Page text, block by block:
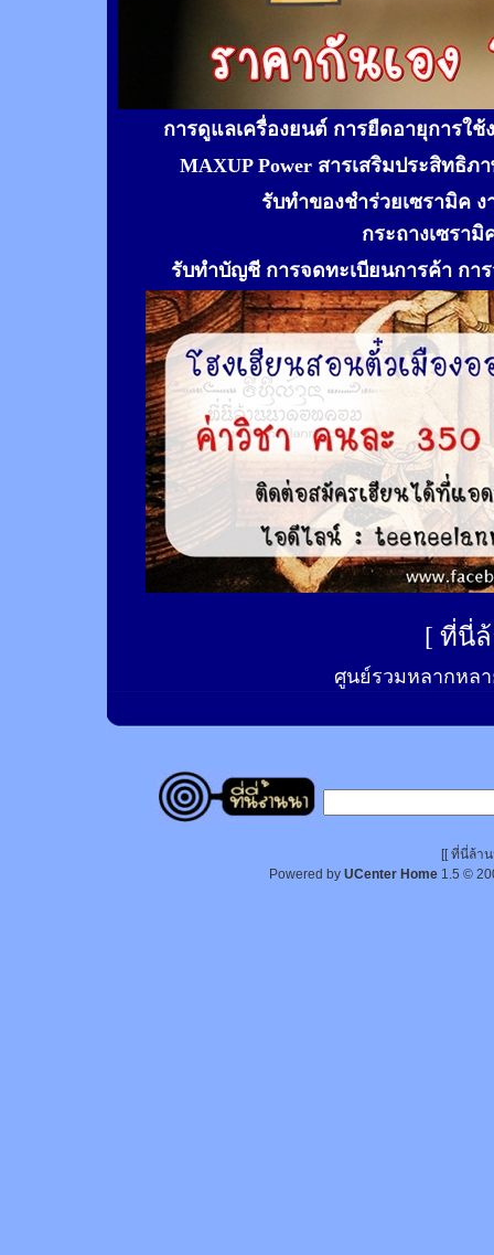
การดูแลเครื่องยนต์ การยืดอายุการใ
MAXUP Power สารเสริมประสิทธิ
รับทำของชำร่วยเซรามิค
กระถางเซรา
รับทำบัญชี การจดทะเบียนการค้า กา
[ ที่นี่
ศูนย์รวมหลากหลา
[[ ที่นี่ล้า
Powered by UCenter Home 1.5 ©